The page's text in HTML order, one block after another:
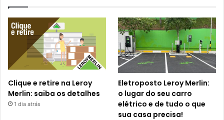
Clique e retire na Leroy
Merlin: saiba os detalhes
1 dia atrás
Eletroposto Leroy Merlin:
o lugar do seu carro
elétrico e de tudo o que
sua casa precisa!